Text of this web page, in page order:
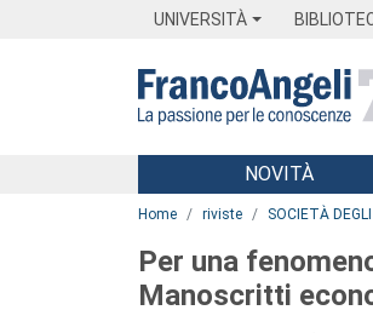
UNIVERSITÀ
Menu
NOVITÀ
Home riviste SOCIETÀ
Per una
Manoscritti